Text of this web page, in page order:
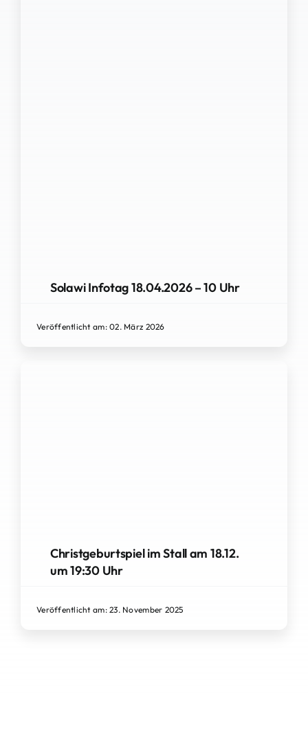
Solawi Infotag 18.04.2026 – 10 Uhr
Veröffentlicht am: 02. März 2026
Christgeburtspiel im Stall am 18.12.
um 19:30 Uhr
Veröffentlicht am: 23. November 2025